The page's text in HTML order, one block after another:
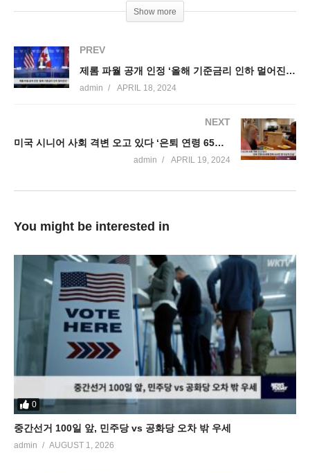
Show more
PREV
제롬 파월 공개 인정 ‘올해 기준금리 인하 멀어진다’
admin APRIL 18, 2024
NEXT
미국 시니어 사회 격변 오고 있다 ‘은퇴 연령 65세에 한해 410만 명 이상씩 도달’
admin APRIL 19, 2024
You might be interested in
0
중간선거 100일 앞, 민주당 vs 공화당 오차 밖 우세
admin AUGUST 1, 2026